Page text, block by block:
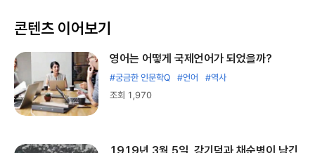
콘텐츠 이어보기
영어는 어떻게 국제언어가 되었을까?
#궁금한 인문학Q #언어
#역사
조회 1,970